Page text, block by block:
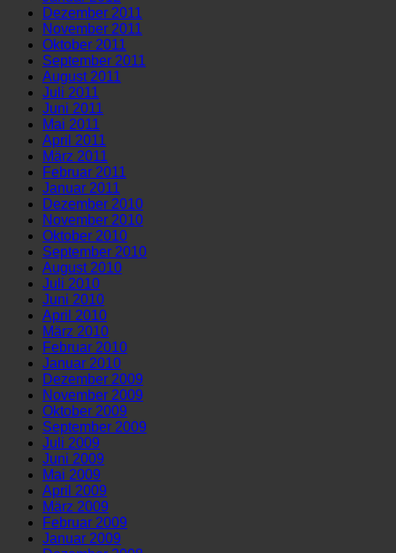
Dezember 2011
November 2011
Oktober 2011
September 2011
August 2011
Juli 2011
Juni 2011
Mai 2011
April 2011
März 2011
Februar 2011
Januar 2011
Dezember 2010
November 2010
Oktober 2010
September 2010
August 2010
Juli 2010
Juni 2010
April 2010
März 2010
Februar 2010
Januar 2010
Dezember 2009
November 2009
Oktober 2009
September 2009
Juli 2009
Juni 2009
Mai 2009
April 2009
März 2009
Februar 2009
Januar 2009